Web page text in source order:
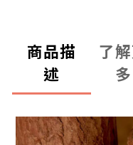
商品描
述
了
多